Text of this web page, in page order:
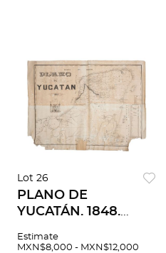
Lot 26
PLANO DE
YUCATÁN. 1848.
cm. Con una Vista de
Estimate
MXN$8,000 - MXN$12,000